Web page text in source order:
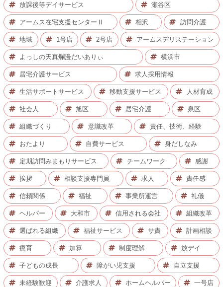
放課後等デイサービス 瀬谷区
アームス在宅支援センターⅡ 相沢 訪問介護
地域 1号店 2号店 アームスデリステーション
よっしの天真爛漫だいありぃ 横浜市
居宅介護サービス 求人採用情報
生活サポートサービス 移動支援サービス 人材育成
社会人 旭区 居宅介護 泉区
組織づくり 意識改革 責任、技術、経験
おたより 自費サービス 身だしなみ
定期訪問みまもりサービス チームワーク 感謝
挨拶 相談支援専門員 求人 責任感
信頼関係 福祉 事業所運営 礼儀
ヘルパー 大和市 信用される会社 組織改革
選ばれる組織 福祉サービス サ責 計画相談
療育 加算 制度理解 放デイ
子どもの成長 障がい児支援 自立支援
未経験歓迎 介護求人 ホームヘルパー 一号店